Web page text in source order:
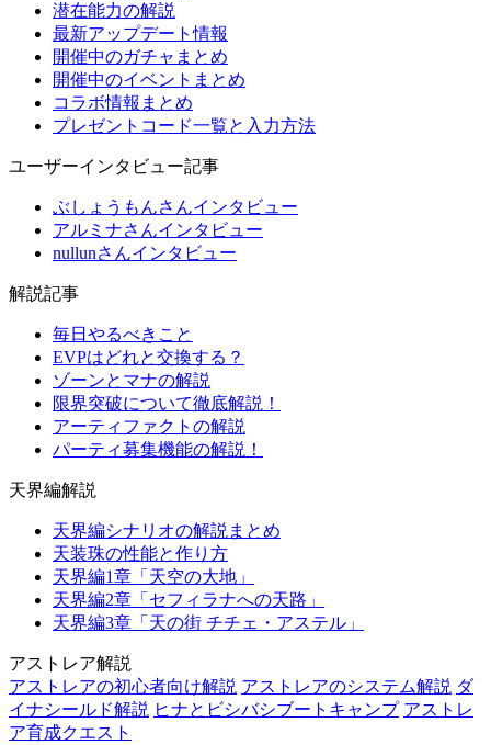
潜在能力の解説
最新アップデート情報
開催中のガチャまとめ
開催中のイベントまとめ
コラボ情報まとめ
プレゼントコード一覧と入力方法
ユーザーインタビュー記事
ぶしょうもんさんインタビュー
アルミナさんインタビュー
nullunさんインタビュー
解説記事
毎日やるべきこと
EVPはどれと交換する？
ゾーンとマナの解説
限界突破について徹底解説！
アーティファクトの解説
パーティ募集機能の解説！
天界編解説
天界編シナリオの解説まとめ
天装珠の性能と作り方
天界編1章「天空の大地」
天界編2章「セフィラナへの天路」
天界編3章「天の街 チチェ・アステル」
アストレア解説
アストレアの初心者向け解説 アストレアのシステム解説 ダ
イナシールド解説 ヒナとビシバシブートキャンプ アストレ
ア育成クエスト